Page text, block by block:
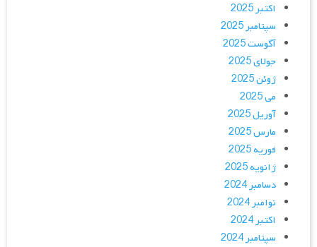
اکتبر 2025
سپتامبر 2025
آگوست 2025
جولای 2025
ژوئن 2025
می 2025
آوریل 2025
مارس 2025
فوریه 2025
ژانویه 2025
دسامبر 2024
نوامبر 2024
اکتبر 2024
سپتامبر 2024